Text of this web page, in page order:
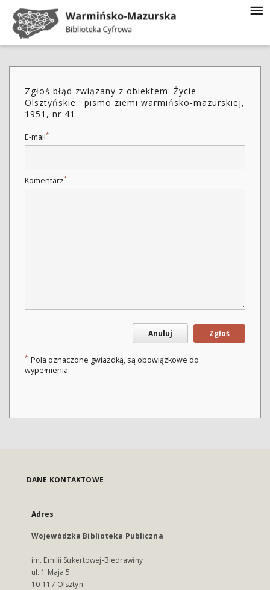
Zgłoś błąd związany z obiektem: Życie
Olsztyńskie : pismo ziemi warmińsko-mazurskiej,
1951, nr 41
E-mail*
Komentarz*
Anuluj Zgłoś
* Pola oznaczone gwiazdką, są obowiązkowe do
wypełnienia.
DANE KONTAKTOWE
Adres
Wojewódzka Biblioteka Publiczna
im. Emilii Sukertowej-Biedrawiny
ul. 1 Maja 5
10-117 Olsztyn